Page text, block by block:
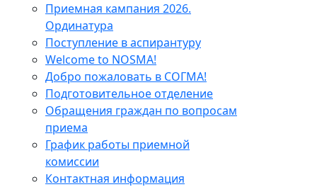
Приемная кампания 2026.
Ординатура
Поступление в аспирантуру
Welcome to NOSMA!
Добро пожаловать в СОГМА!
Подготовительное отделение
Обращения граждан по вопросам
приема
График работы приемной
комиссии
Контактная информация